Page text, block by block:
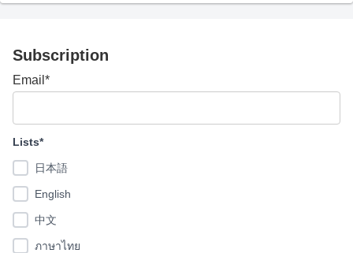
Subscription
Email*
Lists*
日本語
English
中文
ภาษาไทย